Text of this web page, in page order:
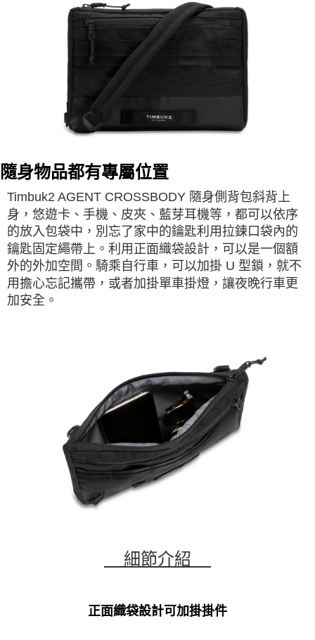
隨身物品都有專屬位置
Timbuk2 AGENT CROSSBODY 隨身側背包斜背上
身，悠遊卡、手機、皮夾、藍芽耳機等，都可以依序
的放入包袋中，別忘了家中的鑰匙利用拉鍊口袋內的
鑰匙固定繩帶上。利用正面織袋設計，可以是一個額
外的外加空間。騎乘自行車，可以加掛 U 型鎖，就不
用擔心忘記攜帶，或者加掛單車掛燈，讓夜晚行車更
加安全。
細節介紹
正面織袋設計可加掛掛件